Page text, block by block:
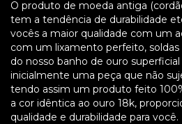
O produto de moeda antiga
tem a tendência de durabilidade
vocês a maior qualidade com um
com um lixamento perfeito,
do nosso banho de ouro
inicialmente uma peça que não
tendo assim um produto feito
a cor idêntica ao ouro 18k,
qualidade e durabilidade para você.